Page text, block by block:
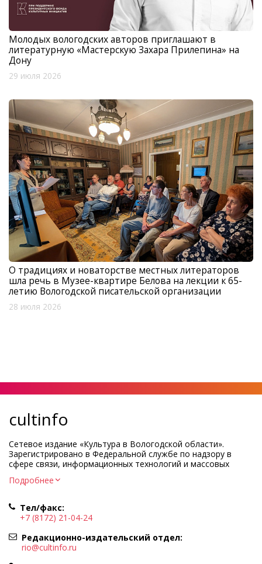
Молодых вологодских авторов приглашают в
литературную «Мастерскую Захара Прилепина» на
Дону
29 июля 2026
О традициях и новаторстве местных литераторов
шла речь в Музее-квартире Белова на лекции к 65-
летию Вологодской писательской организации
28 июля 2026
cultinfo
Сетевое издание «Культура в Вологодской области».
Зарегистрировано в Федеральной службе по надзору в
сфере связи, информационных технологий и массовых
Регистрационный номер и дата принятия решения о
Учредитель КУ ВО «Информационно-аналитический центр
культуры»
Адрес учредителя и редакции: 160000, Вологодская обл., г.
Вологда, ул. Марии Ульяновой, д.10
Главный редактор — Легчанова Елена Григорьевна
Подробнее
Тел/факс:
+7 (8172) 21-04-24
Редакционно-издательский отдел:
rio@cultinfo.ru